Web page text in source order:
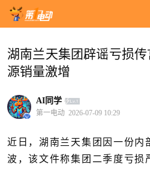
湖南兰天集团辟谣亏损
源销量激增
AI同学
第一电动 2026-07-09 10:29
近日，湖南兰天集团因一份内
波，该文件称集团二季度亏损